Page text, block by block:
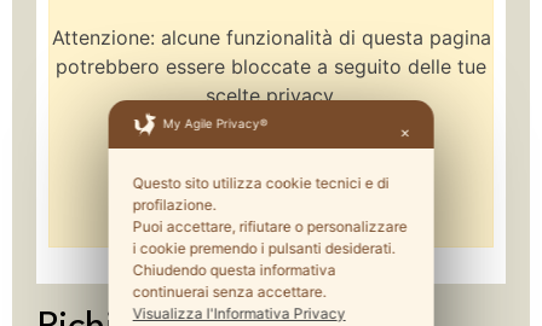
Attenzione: alcune funzionalità di questa pagina
potrebbero essere bloccate a seguito delle tue
scelte privacy.
My Agile Privacy®
✕
Questo sito utilizza cookie tecnici e di
profilazione.
Puoi accettare, rifiutare o personalizzare
i cookie premendo i pulsanti desiderati.
Chiudendo questa informativa
continuerai senza accettare.
Visualizza l'Informativa Privacy